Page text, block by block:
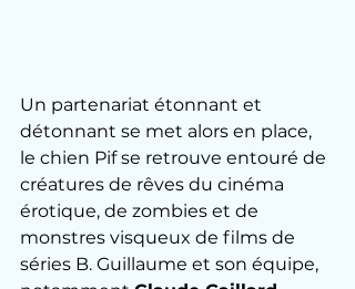
Un partenariat étonnant et
détonnant se met alors en place,
le chien Pif se retrouve entouré de
créatures de rêves du cinéma
érotique, de zombies et de
monstres visqueux de films de
séries B. Guillaume et son équipe,